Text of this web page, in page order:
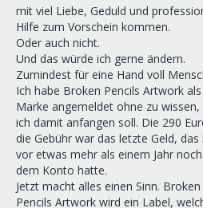
mit viel Liebe, Geduld und
Hilfe zum Vorschein kommen.
Oder auch nicht.
Und das würde ich gerne ändern.
Zumindest für eine Hand voll
Ich habe Broken Pencils Artwork als
Marke angemeldet ohne zu wissen,
ich damit anfangen soll. Die 290
die Gebühr war das letzte Geld, das
vor etwas mehr als einem Jahr
dem Konto hatte.
Jetzt macht alles einen Sinn. Broken
Pencils Artwork wird ein Label,